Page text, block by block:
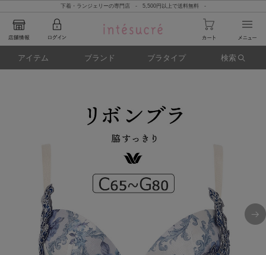
下着・ランジェリーの専門店 - 5,500円以上で送料無料 -
アイテム ブランド ブラタイプ 検索